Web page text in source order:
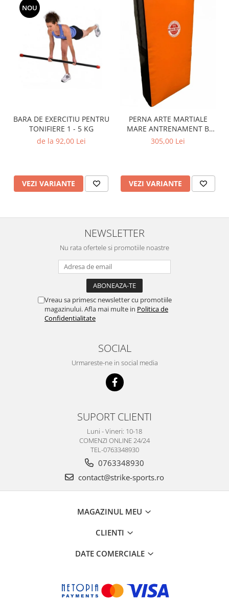
NOU
BARA DE EXERCITIU PENTRU
TONIFIERE 1 - 5 KG
de la 92,00 Lei
VEZI VARIANTE
PERNA ARTE MARTIALE
MARE ANTRENAMENT B
BEST
305,00 Lei
VEZI VARIANTE
NEWSLETTER
Nu rata ofertele si promotiile noastre
Vreau sa primesc newsletter cu promotiile
magazinului. Afla mai multe in Politica de
Confidentialitate
SOCIAL
Urmareste-ne in social media
SUPORT CLIENTI
Luni - Vineri: 10-18
COMENZI ONLINE 24/24
TEL-0763348930
0763348930
contact@strike-sports.ro
MAGAZINUL MEU
CLIENTI
DATE COMERCIALE